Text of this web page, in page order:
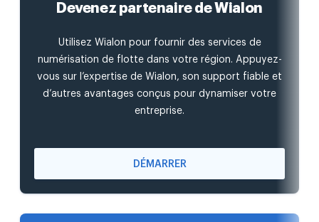
Devenez partenaire de Wialon
Utilisez Wialon pour fournir des services de
numérisation de flotte dans votre région. Appuyez-
vous sur l’expertise de Wialon, son support fiable et
d’autres avantages conçus pour dynamiser votre
entreprise.
DÉMARRER